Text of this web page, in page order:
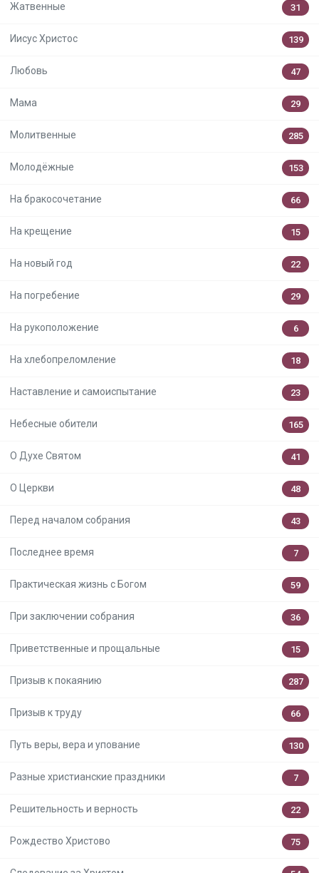
Жатвенные 31
Иисус Христос 139
Любовь 47
Мама 29
Молитвенные 285
Молодёжные 153
На бракосочетание 66
На крещение 15
На новый год 22
На погребение 29
На рукоположение 6
На хлебопреломление 18
Наставление и самоиспытание 23
Небесные обители 165
О Духе Святом 41
О Церкви 48
Перед началом собрания 43
Последнее время 7
Практическая жизнь с Богом 59
При заключении собрания 36
Приветственные и прощальные 15
Призыв к покаянию 287
Призыв к труду 66
Путь веры, вера и упование 130
Разные христианские праздники 7
Решительность и верность 22
Рождество Христово 75